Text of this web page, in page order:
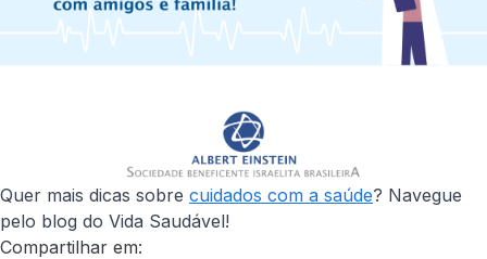
Quer mais dicas sobre cuidados com a saúde? Navegue
pelo blog do Vida Saudável!
Compartilhar em: